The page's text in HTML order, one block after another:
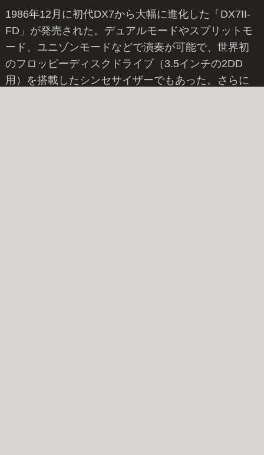
1986年12月に初代DX7から大幅に進化した「DX7II-
FD」が発売された。デュアルモードやスプリットモ
ード、ユニゾンモードなどで演奏が可能で、世界初
のフロッピーディスクドライブ（3.5インチの2DD
用）を搭載したシンセサイザーでもあった。さらに